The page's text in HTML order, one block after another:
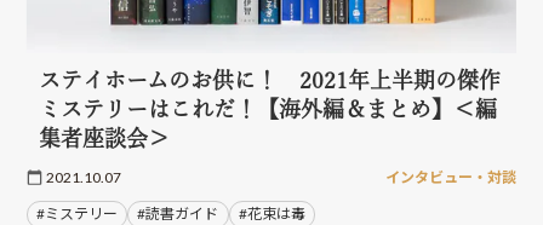
ステイホームのお供に！ 2021年上半期の傑作
ミステリーはこれだ！【海外編＆まとめ】＜編
集者座談会＞
2021.10.07 インタビュー・対談
#ミステリー #読書ガイド #花束は毒